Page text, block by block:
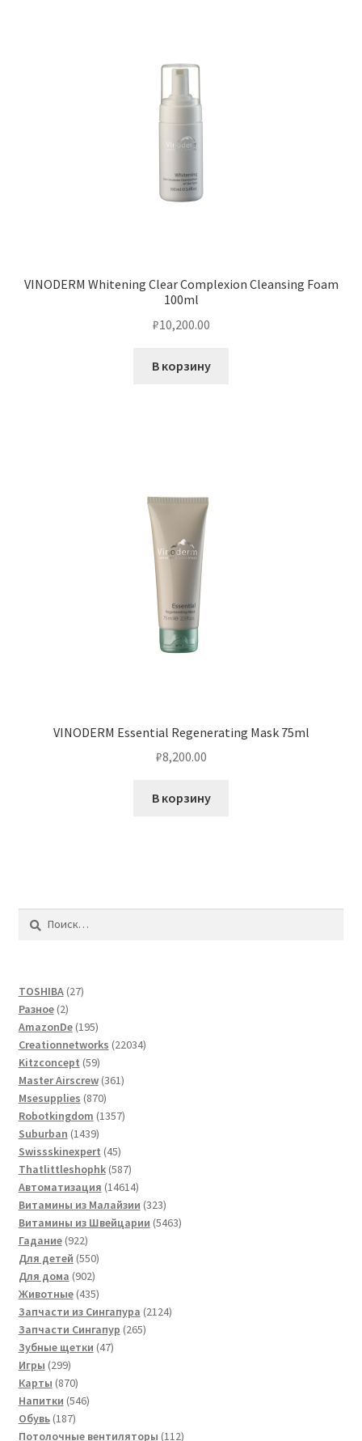
VINODERM Whitening Clear Complexion Cleansing Foam
100ml
₽10,200.00
В корзину
VINODERM Essential Regenerating Mask 75ml
₽8,200.00
В корзину
TOSHIBA 2727
Разное 22
товара
AmazonDe 195195
товаров
Creationnetworks 2203422034
Kitzconcept 5959
товаров
Master Airscrew 361361
Msesupplies 870870
товаров
Robotkingdom 13571357
Suburban 14391439
товаров
Swissskinexpert 4545
товаров
Thatlittleshophk 587587
товаров
Автоматизация 1461414614
товаров
Витамины из Малайзии 323323
товара
Витамины из Швейцарии 54635463
Гадание 922922
товара
Для детей 550550
Для дома 902902
товара
Животные 435435
товаров
Запчасти из Сингапура 21242124
Запчасти Сингапур 265265
Зубные щетки 4747
Игры 299299
товаров
Карты 870870
товаров
Напитки 546546
Обувь 187187
товаров
Потолочные вентиляторы 112112